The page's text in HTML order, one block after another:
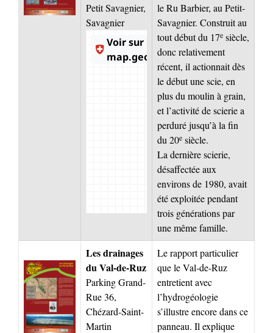
Petit Savagnier,
Savagnier
le Ru Barbier, au Petit-
Savagnier. Construit au
tout début du 17e siècle,
donc relativement
récent, il actionnait dès
le début une scie, en
plus du moulin à grain,
et l’activité de scierie a
perduré jusqu’à la fin
du 20e siècle.
La dernière scierie,
désaffectée aux
environs de 1980, avait
été exploitée pendant
trois générations par
une même famille.
Les drainages
du Val-de-Ruz
Parking Grand-
Rue 36,
Chézard-Saint-
Martin
Le rapport particulier
que le Val-de-Ruz
entretient avec
l’hydrogéologie
s’illustre encore dans ce
panneau. Il explique